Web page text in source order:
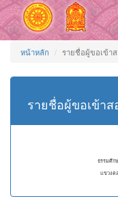
หน้าหลัก รายชื่อผู้ขอเข้า
รายชื่อผู้ขอเข้า
ธรรมศึก
แขวงต